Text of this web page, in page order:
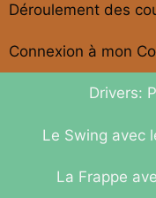
Déroulement des
Connexion à mon
Drivers:
Le Swing avec
La Frappe